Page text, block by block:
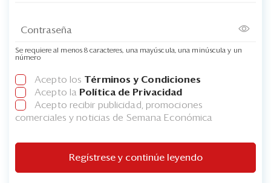
Se requiere al menos 8 caracteres, una mayúscula, una minúscula y un
número
Acepto los Términos y Condiciones
Acepto la Política de Privacidad
Acepto recibir publicidad, promociones
comerciales y noticias de Semana Económica
Regístrese y continúe leyendo